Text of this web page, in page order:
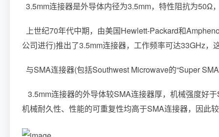
3.5mm连接器是外导体内径为3.5mm，特性阻抗为50Ω
上世纪70年代中期，由美国Hewlett-Packard和
公司进行)推出了3.5mm连接器，工作频率可达33GHz
与SMA连接器(包括Southwest Microwave的“Super
3.5mm连接器的外导体较SMA连接器厚，机械强度好
机械耐久性、性能的可重复性均高于SMA连接器，因此